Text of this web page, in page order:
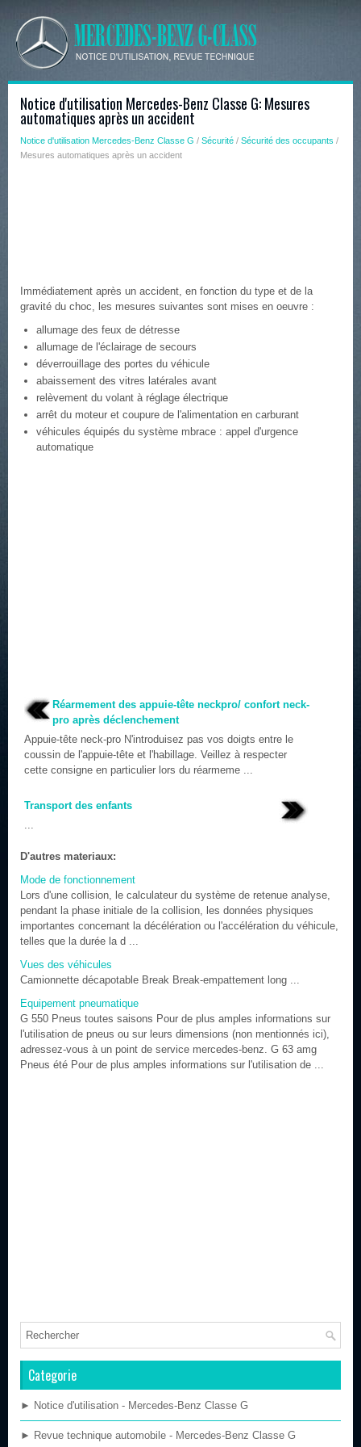
Notice d'utilisation Mercedes-Benz Classe G: Mesures
automatiques après un accident
Notice d'utilisation Mercedes-Benz Classe G / Sécurité / Sécurité des occupants /
Mesures automatiques après un accident
Immédiatement après un accident, en fonction du type et de la
gravité du choc, les mesures suivantes sont mises en oeuvre :
allumage des feux de détresse
allumage de l'éclairage de secours
déverrouillage des portes du véhicule
abaissement des vitres latérales avant
relèvement du volant à réglage électrique
arrêt du moteur et coupure de l'alimentation en carburant
véhicules équipés du système mbrace : appel d'urgence
automatique
Réarmement des appuie-tête neckpro/ confort neck-
pro après déclenchement
Appuie-tête neck-pro N'introduisez pas vos doigts entre le
coussin de l'appuie-tête et l'habillage. Veillez à respecter
cette consigne en particulier lors du réarmeme ...
Transport des enfants
...
D'autres materiaux:
Mode de fonctionnement
Lors d'une collision, le calculateur du système de retenue analyse,
pendant la phase initiale de la collision, les données physiques
importantes concernant la décélération ou l'accélération du véhicule,
telles que la durée la d ...
Vues des véhicules
Camionnette décapotable Break Break-empattement long ...
Equipement pneumatique
G 550 Pneus toutes saisons Pour de plus amples informations sur
l'utilisation de pneus ou sur leurs dimensions (non mentionnés ici),
adressez-vous à un point de service mercedes-benz. G 63 amg
Pneus été Pour de plus amples informations sur l'utilisation de ...
Categorie
► Notice d'utilisation - Mercedes-Benz Classe G
► Revue technique automobile - Mercedes-Benz Classe G